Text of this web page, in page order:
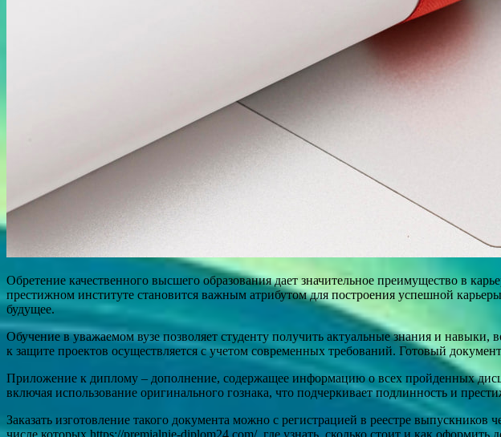
Обретение качественного высшего образования дает значительное преимущество в
престижном институте становится важным атрибутом для построения успешной
будущее.
Обучение в уважаемом вузе позволяет студенту получить актуальные знания и
к защите проектов осуществляется с учетом современных требований. Готовый
Приложение к диплому – дополнение, содержащее информацию о всех пройденных
включая использование оригинального гознака, что подчеркивает подлинность и
Заказать изготовление такого документа можно с регистрацией в реестре
числе которых https://premialnie-diplom24.com/, где узнать, сколько стоит и как оформить